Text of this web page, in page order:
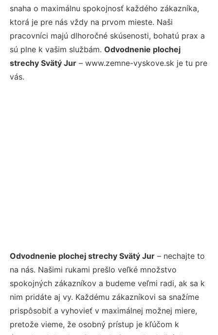
snaha o maximálnu spokojnosť každého zákazníka,
ktorá je pre nás vždy na prvom mieste. Naši
pracovníci majú dlhoročné skúsenosti, bohatú prax a
sú plne k vašim službám. Odvodnenie plochej
strechy Svätý Jur – www.zemne-vyskove.sk je tu pre
vás.
Odvodnenie plochej strechy Svätý Jur – nechajte to
na nás. Našimi rukami prešlo veľké množstvo
spokojných zákazníkov a budeme veľmi radi, ak sa k
nim pridáte aj vy. Každému zákazníkovi sa snažíme
prispôsobiť a vyhovieť v maximálnej možnej miere,
pretože vieme, že osobný prístup je kľúčom k